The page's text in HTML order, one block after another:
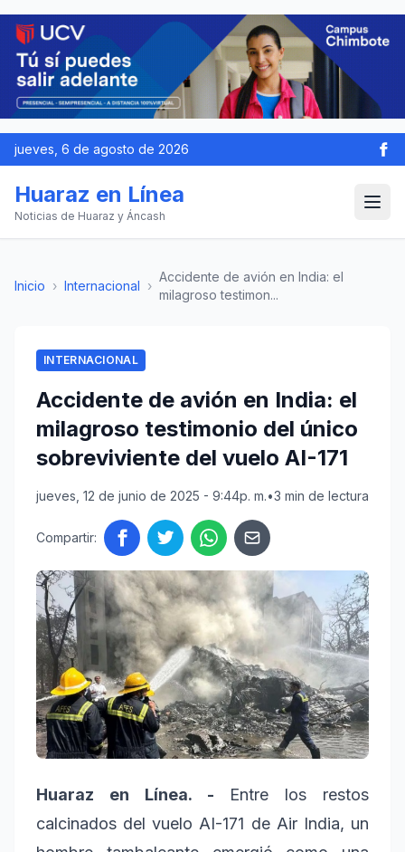
jueves, 6 de agosto de 2026
Huaraz en Línea
Noticias de Huaraz y Áncash
Inicio › Internacional ›
Accidente de avión en India: el
milagroso testimon...
INTERNACIONAL
Accidente de avión en India: el
milagroso testimonio del único
sobreviviente del vuelo AI-171
jueves, 12 de junio de 2025 - 9:44p. m.•3 min de lectura
Compartir:
Huaraz en Línea. - Entre los restos
calcinados del vuelo AI-171 de Air India, un